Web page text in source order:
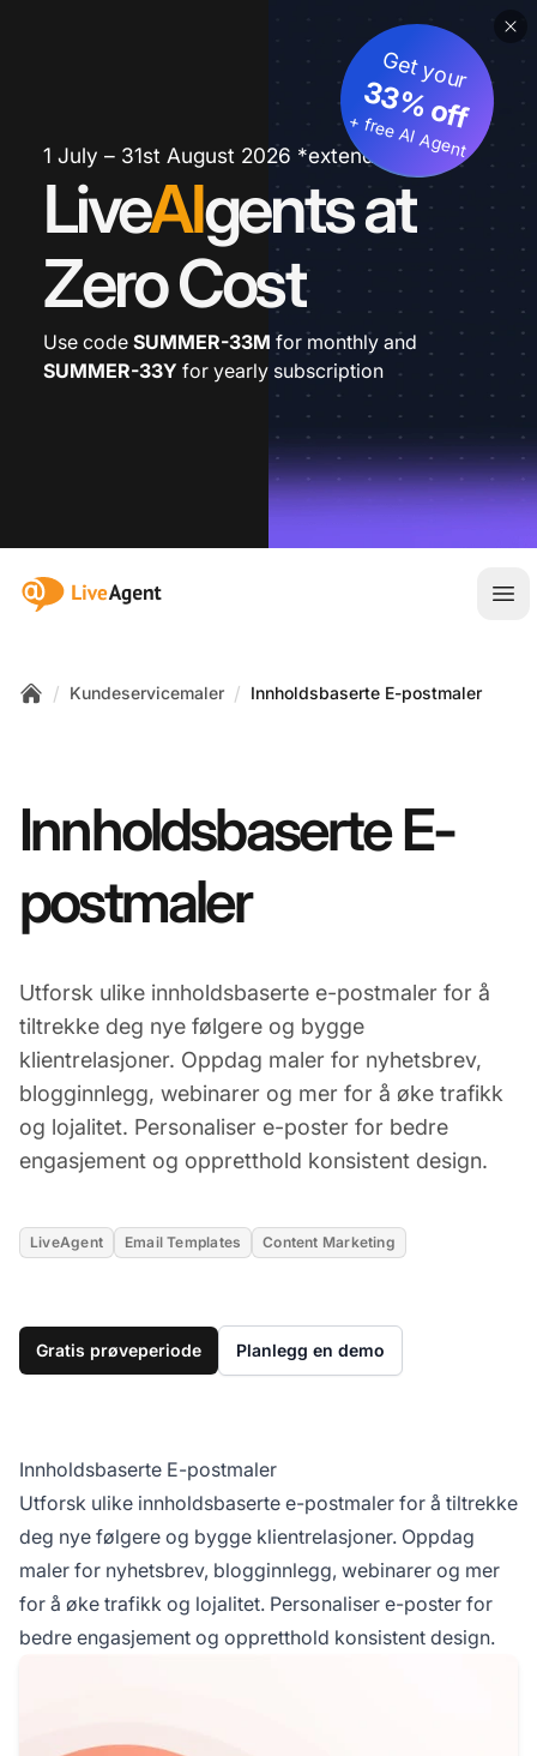
1 July – 31st August 2026 *extended
LiveAIgents at
Zero Cost
Get your
33% off
+ free AI Agent
Use code SUMMER-33M for monthly and
SUMMER-33Y for yearly subscription
:site.title
/ Kundeservicemaler / Innholdsbaserte E-postmaler
Innholdsbaserte E-
postmaler
Utforsk ulike innholdsbaserte e-postmaler for å
tiltrekke deg nye følgere og bygge
klientrelasjoner. Oppdag maler for nyhetsbrev,
blogginnlegg, webinarer og mer for å øke trafikk
og lojalitet. Personaliser e-poster for bedre
engasjement og oppretthold konsistent design.
LiveAgent Email Templates Content Marketing
Gratis prøveperiode Planlegg en demo
Innholdsbaserte E-postmaler
Utforsk ulike innholdsbaserte e-postmaler for å tiltrekke
deg nye følgere og bygge klientrelasjoner. Oppdag
maler for nyhetsbrev, blogginnlegg, webinarer og mer
for å øke trafikk og lojalitet. Personaliser e-poster for
bedre engasjement og oppretthold konsistent design.